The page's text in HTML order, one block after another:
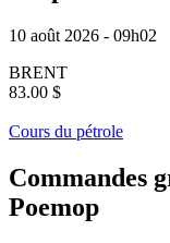
10 août 2026 - 09h02
BRENT
83.00 $
Cours du pétrole
Commandes
Poemop